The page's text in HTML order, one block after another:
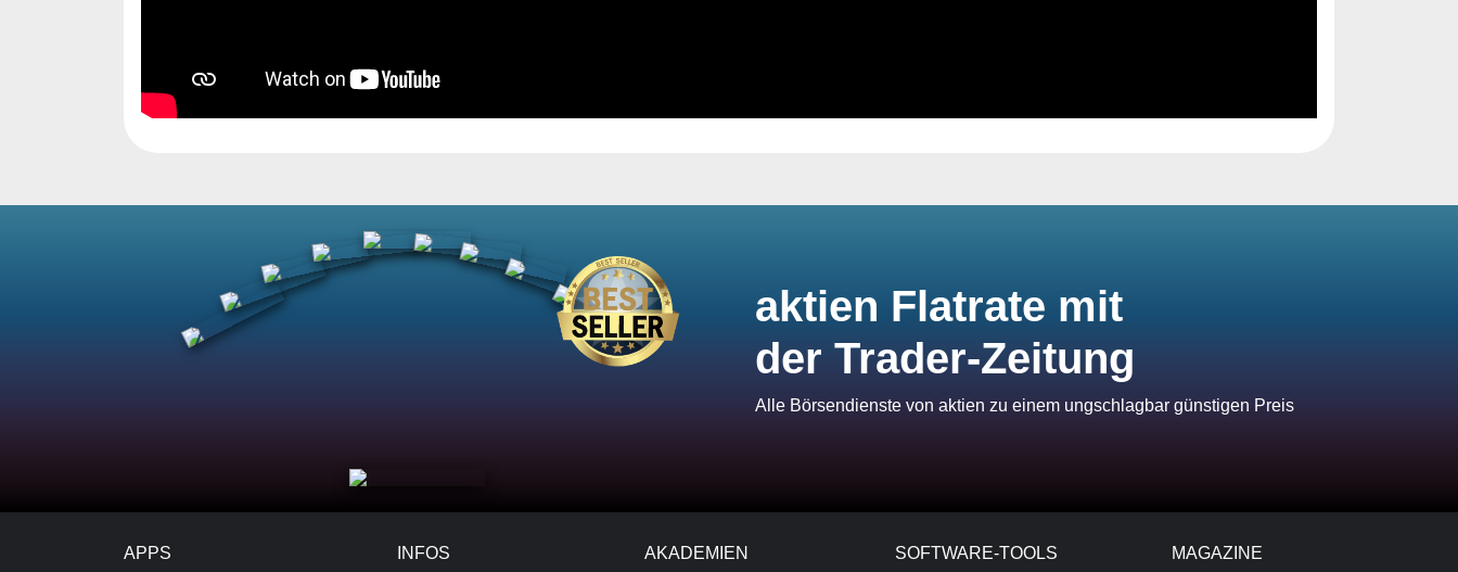
aktien Flatrate mit
der Trader-Zeitung
Alle Börsendienste von aktien zu einem ungschlagbar günstigen Preis
APPS
INFOS AKADEMIEN SOFTWARE-TOOLS MAGAZINE